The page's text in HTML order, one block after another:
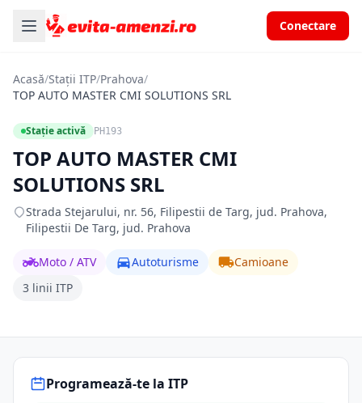
Conectare
Acasă/Stații ITP/Prahova/
TOP AUTO MASTER CMI SOLUTIONS SRL
Stație activă PH193
TOP AUTO MASTER CMI
SOLUTIONS SRL
Strada Stejarului, nr. 56, Filipestii de Targ, jud. Prahova,
Filipestii De Targ, jud. Prahova
Moto / ATV Autoturisme
Camioane
3 linii ITP
Programează-te la ITP